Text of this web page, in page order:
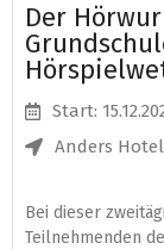
Der
Start:
Anders
Bei dieser
Teilnehmenden